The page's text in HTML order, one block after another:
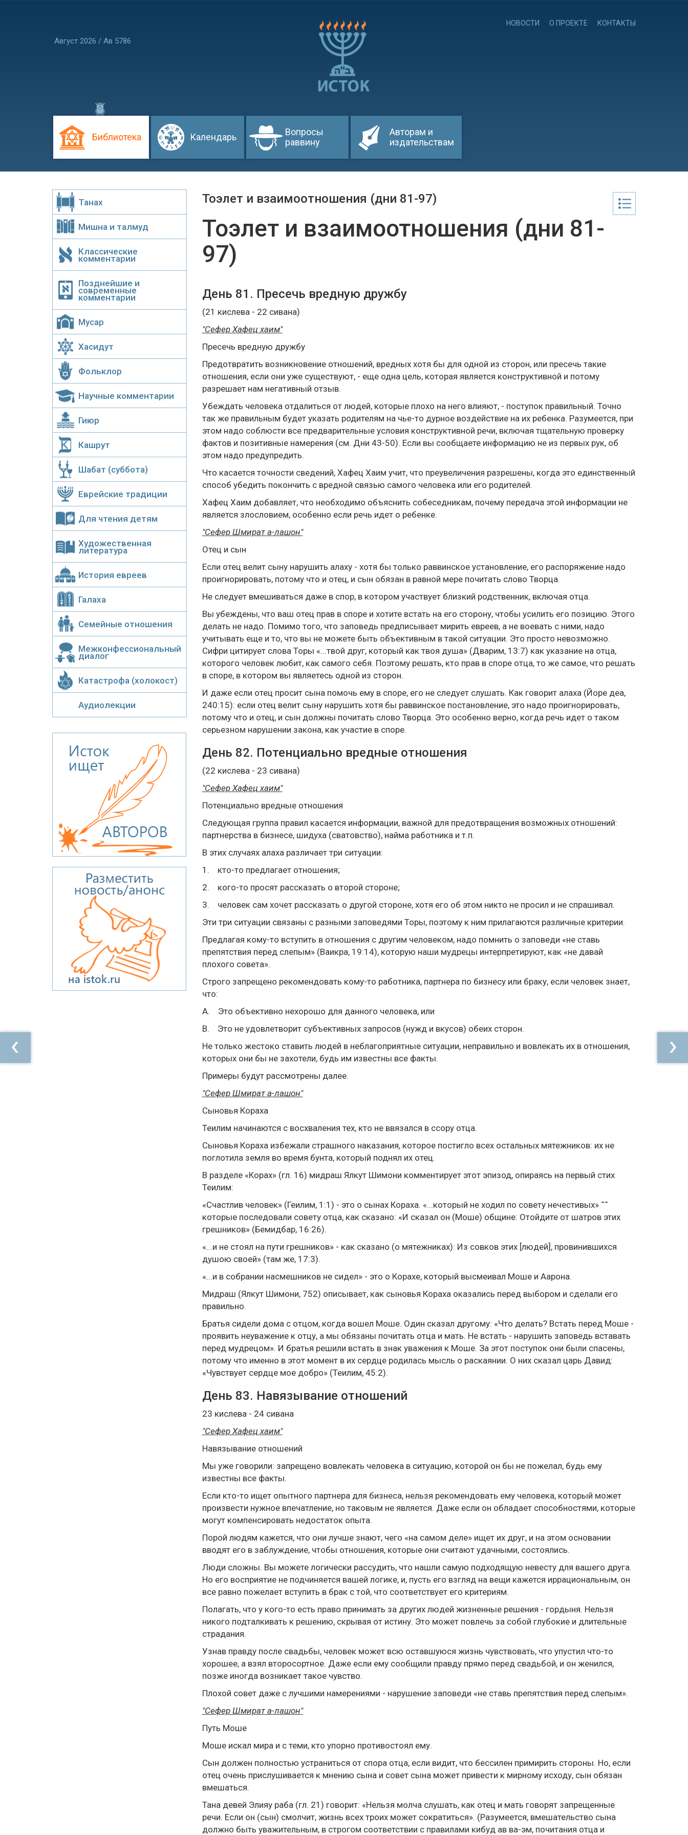
Август 2026 / Ав 5786
НОВОСТИ О ПРОЕКТЕ КОНТАКТЫ
Библиотека Календарь
Вопросы
раввину
Авторам и
издательствам
Тоэлет и взаимоотношения (дни 81-97)
Тоэлет и взаимоотношения (дни 81-
97)
День 81. Пресечь вредную дружбу
(21 кислева - 22 сивана)
"Сефер Хафец хаим"
Пресечь вредную дружбу
Предотвратить возникновение отношений, вредных хотя бы для одной из сторон, или пресечь такие
отношения, если они уже существуют, - еще одна цель, которая является конструктивной и потому
разрешает нам негативный отзыв.
Убеждать человека отдалиться от людей, которые плохо на него влияют, - поступок правильный. Точно
так же правильным будет указать родителям на чье-то дурное воздействие на их ребенка. Разумеется, при
этом надо соблюсти все предварительные условия конструктивной речи, включая тщательную проверку
фактов и позитивные намерения (см. Дни 43-50). Если вы сообщаете информацию не из первых рук, об
этом надо предупредить.
Что касается точности сведений, Хафец Хаим учит, что преувеличения разрешены, когда это единственный
способ убедить покончить с вредной связью самого человека или его родителей.
Хафец Хаим добавляет, что необходимо объяснить собеседникам, почему передача этой информации не
является злословием, особенно если речь идет о ребенке.
"Сефер Шмират а-лашон"
Отец и сын
Если отец велит сыну нарушить алаху - хотя бы только раввинское установление, его распоряжение надо
проигнорировать, потому что и отец, и сын обязан в равной мере почитать слово Творца.
Не следует вмешиваться даже в спор, в котором участвует близкий родственник, включая отца.
Вы убеждены, что ваш отец прав в споре и хотите встать на его сторону, чтобы усилить его позицию. Этого
делать не надо. Помимо того, что заповедь предписывает мирить евреев, а не воевать с ними, надо
учитывать еще и то, что вы не можете быть объективным в такой ситуации. Это просто невозможно.
Сифри цитирует слова Торы «...твой друг, который как твоя душа» (Дварим, 13:7) как указание на отца,
которого человек любит, как самого себя. Поэтому решать, кто прав в споре отца, то же самое, что решать
в споре, в котором вы являетесь одной из сторон.
И даже если отец просит сына помочь ему в споре, его не следует слушать. Как говорит алаха (Йоре деа,
240:15): если отец велит сыну нарушить хотя бы раввинское постановление, это надо проигнорировать,
потому что и отец, и сын должны почитать слово Творца. Это особенно верно, когда речь идет о таком
серьезном нарушении закона, как участие в споре.
День 82. Потенциально вредные отношения
(22 кислева - 23 сивана)
"Сефер Хафец хаим"
Потенциально вредные отношения
Следующая группа правил касается информации, важной для предотвращения возможных отношений:
партнерства в бизнесе, шидуха (сватовство), найма работника и т.п.
В этих случаях алаха различает три ситуации:
1. кто-то предлагает отношения;
2. кого-то просят рассказать о второй стороне;
3. человек сам хочет рассказать о другой стороне, хотя его об этом никто не просил и не спрашивал.
Эти три ситуации связаны с разными заповедями Торы, поэтому к ним прилагаются различные критерии.
Предлагая кому-то вступить в отношения с другим человеком, надо помнить о заповеди «не ставь
препятствия перед слепым» (Ваикра, 19:14), которую наши мудрецы интерпретируют, как «не давай
плохого совета».
Строго запрещено рекомендовать кому-то работника, партнера по бизнесу или браку, если человек знает,
что:
A. Это объективно нехорошо для данного человека, или
B. Это не удовлетворит субъективных запросов (нужд и вкусов) обеих сторон.
Не только жестоко ставить людей в неблагоприятные ситуации, неправильно и вовлекать их в отношения,
которых они бы не захотели, будь им известны все факты.
Примеры будут рассмотрены далее.
"Сефер Шмират а-лашон"
Сыновья Кораха
Теилим начинаются с восхваления тех, кто не ввязался в ссору отца.
Сыновья Кораха избежали страшного наказания, которое постигло всех остальных мятежников: их не
поглотила земля во время бунта, который поднял их отец.
В разделе «Корах» (гл. 16) мидраш Ялкут Шимони комментирует этот эпизод, опираясь на первый стих
Теилим:
«Счастлив человек» (Геилим, 1:1) - это о сынах Кораха. «...который не ходил по совету нечестивых» ־־
которые последовали совету отца, как сказано: «И сказал он (Моше) общине: Отойдите от шатров этих
грешников» (Бемидбар, 16:26).
«...и не стоял на пути грешников» - как сказано (о мятежниках): Из совков этих [людей], провинившихся
душою своей» (там же, 17:3).
«...и в собрании насмешников не сидел» - это о Корахе, который высмеивал Моше и Аарона.
Мидраш (Ялкут Шимони, 752) описывает, как сыновья Кораха оказались перед выбором и сделали его
правильно.
Братья сидели дома с отцом, когда вошел Моше. Один сказал другому: «Что делать? Встать перед Моше -
проявить неуважение к отцу, а мы обязаны почитать отца и мать. Не встать - нарушить заповедь вставать
перед мудрецом». И братья решили встать в знак уважения к Моше. За этот поступок они были спасены,
потому что именно в этот момент в их сердце родилась мысль о раскаянии. О них сказал царь Давид:
«Чувствует сердце мое добро» (Теилим, 45:2).
День 83. Навязывание отношений
23 кислева - 24 сивана
"Сефер Хафец хаим"
Навязывание отношений
Мы уже говорили: запрещено вовлекать человека в ситуацию, которой он бы не пожелал, будь ему
известны все факты.
Если кто-то ищет опытного партнера для бизнеса, нельзя рекомендовать ему человека, который может
произвести нужное впечатление, но таковым не является. Даже если он обладает способностями, которые
могут компенсировать недостаток опыта.
Порой людям кажется, что они лучше знают, чего «на самом деле» ищет их друг, и на этом основании
вводят его в заблуждение, чтобы отношения, которые они считают удачными, состоялись.
Люди сложны. Вы можете логически рассудить, что нашли самую подходящую невесту для вашего друга.
Но его восприятие не подчиняется вашей логике, и, пусть его взгляд на вещи кажется иррациональным, он
все равно пожелает вступить в брак с той, что соответствует его критериям.
Полагать, что у кого-то есть право принимать за других людей жизненные решения - гордыня. Нельзя
никого подталкивать к решению, скрывая от истину. Это может повлечь за собой глубокие и длительные
страдания.
Узнав правду после свадьбы, человек может всю оставшуюся жизнь чувствовать, что упустил что-то
хорошее, а взял второсортное. Даже если ему сообщили правду прямо перед свадьбой, и он женился,
позже иногда возникает такое чувство.
Плохой совет даже с лучшими намерениями - нарушение заповеди «не ставь препятствия перед слепым».
"Сефер Шмират а-лашон"
Путь Моше
Моше искал мира и с теми, кто упорно противостоял ему.
Сын должен полностью устраниться от спора отца, если видит, что бессилен примирить стороны. Но, если
отец очень прислушивается к мнению сына и совет сына может привести к мирному исходу, сын обязан
вмешаться.
Тана девей Элияу раба (гл. 21) говорит: «Нельзя молча слушать, как отец и мать говорят запрещенные
речи. Если он (сын) смолчит, жизнь всех троих может сократиться». (Разумеется, вмешательство сына
должно быть уважительным, в строгом соответствии с правилами кибуд ав ва-эм, почитания отца и
Танах
Мишна и талмуд
Классические
комментарии
Позднейшие и
современные
комментарии
Мусар
Хасидут
Фольклор
Научные комментарии
Гиюр
Кашрут
Шабат (суббота)
Еврейские традиции
Для чтения детям
Художественная
литература
История евреев
Галаха
Семейные отношения
Межконфессиональный
диалог
Катастрофа (холокост)
Аудиолекции